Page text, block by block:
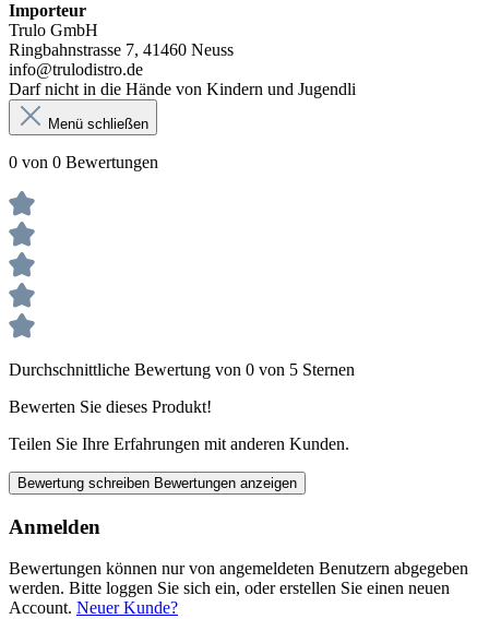
Importeur
Trulo GmbH
Ringbahnstrasse 7, 41460 Neuss
info@trulodistro.de
Darf nicht in die Hände von Kindern und Jugendli
Menü schließen
0 von 0 Bewertungen
Durchschnittliche Bewertung von 0 von 5 Sternen
Bewerten Sie dieses Produkt!
Teilen Sie Ihre Erfahrungen mit anderen Kunden.
Bewertung schreiben Bewertungen anzeigen
Anmelden
Bewertungen können nur von angemeldeten Benutzern abgegeben
werden. Bitte loggen Sie sich ein, oder erstellen Sie einen neuen
Account. Neuer Kunde?